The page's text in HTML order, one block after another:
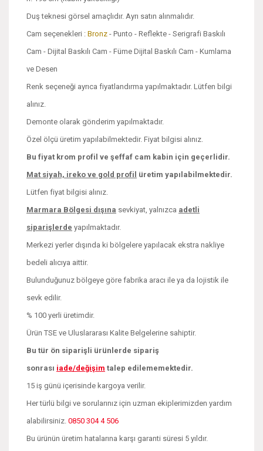
Duş teknesi görsel amaçlıdır. Ayrı satın alınmalıdır.
Cam seçenekleri : Bronz - Punto - Reflekte - Serigrafi Baskılı
Cam - Dijital Baskılı Cam - Füme Dijital Baskılı Cam - Kumlama
ve Desen
Renk seçeneği ayrıca fiyatlandırma yapılmaktadır. Lütfen bilgi
alınız.
Demonte olarak gönderim yapılmaktadır.
Özel ölçü üretim yapılabilmektedir. Fiyat bilgisi alınız.
Bu fiyat krom profil ve şeffaf cam kabin için geçerlidir.
Mat siyah, ireko ve gold profil üretim yapılabilmektedir.
Lütfen fiyat bilgisi alınız.
Marmara Bölgesi dışına sevkiyat, yalnızca adetli
siparişlerde yapılmaktadır.
Merkezi yerler dışında ki bölgelere yapılacak ekstra nakliye
bedeli alıcıya aittir.
Bulunduğunuz bölgeye göre fabrika aracı ile ya da lojistik ile
sevk edilir.
% 100 yerli üretimdir.
Ürün TSE ve Uluslararası Kalite Belgelerine sahiptir.
Bu tür ön siparişli ürünlerde sipariş
sonrası iade/değişim talep edilememektedir.
15 iş günü içerisinde kargoya verilir.
Her türlü bilgi ve sorularınız için uzman ekiplerimizden yardım
alabilirsiniz. 0850 304 4 506
Bu ürünün üretim hatalarına karşı garanti süresi 5 yıldır.